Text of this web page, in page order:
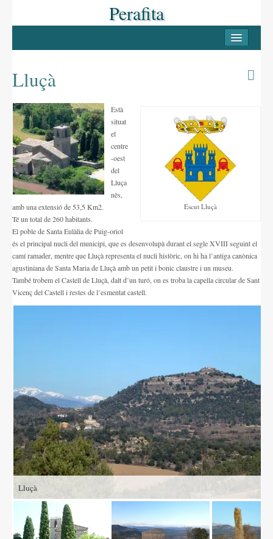
Perafita
Casc antic
Les Masies
Llocs d’interès
LLUÇANÈS
Pobles del Lluçanès
FESTES
La Candelera
La Festa Major
Altres festes
AGENDA
Miradors de la Comarca
Romànic del Lluçanès
CONTACTE
Lluçà
Escut Lluçà
Està
situat
el
centre
-oest
del
Lluça
nès,
amb una extensió de 53,5 Km2.
Té un total de 260 habitants.
El poble de Santa Eulàlia de Puig-oriol
és el principal nucli del municipi, que es desenvolupà durant el segle XVIII seguint el
camí ramader, mentre que Lluçà representa el nucli històric, on hi ha l’antiga canònica
agustiniana de Santa Maria de Lluçà amb un petit i bonic claustre i un museu.
També trobem el Castell de Lluçà, dalt d’un turó, on es troba la capella circular de Sant
Vicenç del Castell i restes de l’esmentat castell.
Lluçà